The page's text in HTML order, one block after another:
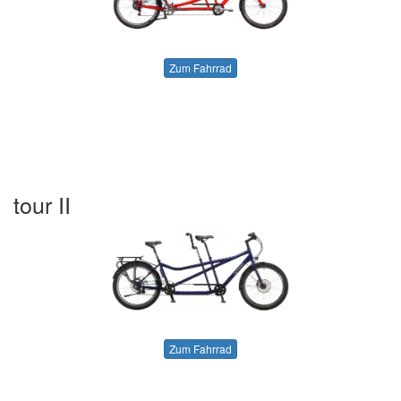
Zum Fahrrad
tour II
Zum Fahrrad